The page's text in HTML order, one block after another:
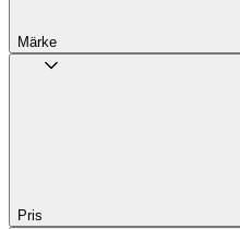
Märke
Pris